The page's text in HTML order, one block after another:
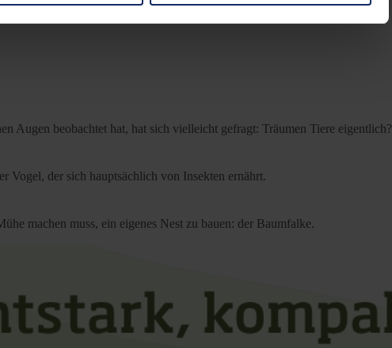
Augen beobachtet hat, hat sich vielleicht gefragt: Träumen Tiere eigentlich?
Vogel, der sich hauptsächlich von Insekten ernährt.
machen muss, ein eigenes Nest zu bauen: der Baumfalke.